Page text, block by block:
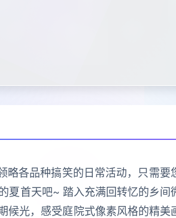
各品种搞笑的日常活动，只需要
夏首天吧~ 踏入充满回转忆的乡间
光，感受庭院式像素风格的精美